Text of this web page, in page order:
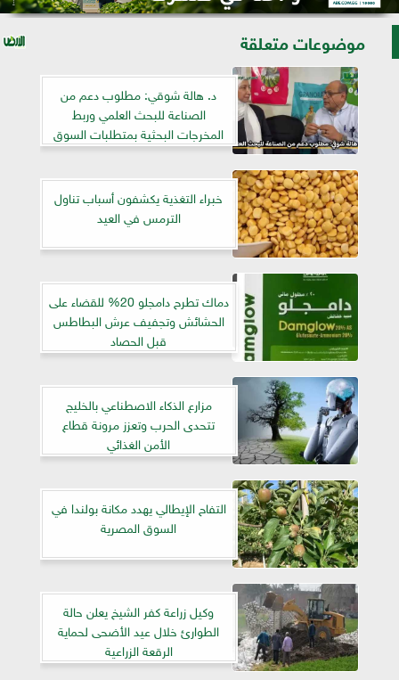
موضوعات متعلقة
د. هالة شوقي: مطلوب دعم من
الصناعة للبحث العلمي وربط
المخرجات البحثية بمتطلبات السوق
خبراء التغذية يكشفون أسباب تناول
الترمس في العيد
دماك تطرح دامجلو 20% للقضاء على
الحشائش وتجفيف عرش البطاطس
قبل الحصاد
مزارع الذكاء الاصطناعي بالخليج
تتحدى الحرب وتعزز مرونة قطاع
الأمن الغذائي
التفاح الإيطالي يهدد مكانة بولندا في
السوق المصرية
وكيل زراعة كفر الشيخ يعلن حالة
الطوارئ خلال عيد الأضحى لحماية
الرقعة الزراعية